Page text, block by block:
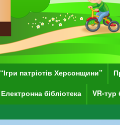
“Ігри патріотів Херсонщини”
Електронна бібліотека VR-тур